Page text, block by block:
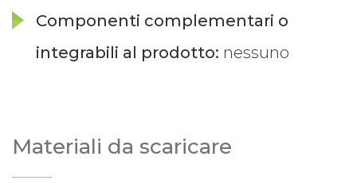
Componenti complementari o
integrabili al prodotto: nessuno
Materiali da scaricare